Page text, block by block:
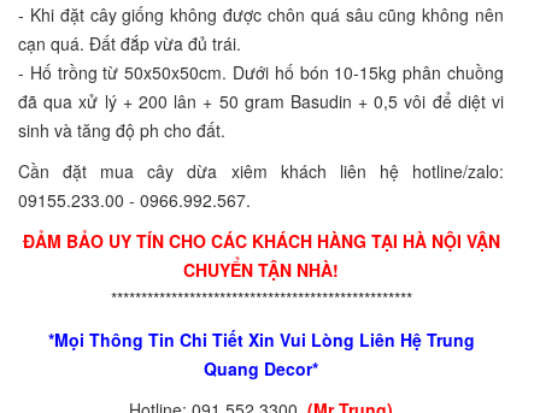
- Khi đặt cây giống không được chôn quá sâu cũng không nên
cạn quá. Đất đắp vừa đủ trái.
- Hố trồng từ 50x50x50cm. Dưới hố bón 10-15kg phân chuồng
đã qua xử lý + 200 lân + 50 gram Basudin + 0,5 vôi để diệt vi
sinh và tăng độ ph cho đất.
Cần đặt mua cây dừa xiêm khách liên hệ hotline/zalo:
09155.233.00 - 0966.992.567.
ĐẢM BẢO UY TÍN CHO CÁC KHÁCH HÀNG TẠI HÀ NỘI VẬN
CHUYỂN TẬN NHÀ!
**************************************************
*Mọi Thông Tin Chi Tiết Xin Vui Lòng Liên Hệ Trung
Quang Decor*